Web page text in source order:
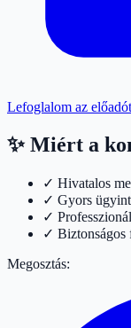
Lefoglalom az előadót
✨ Miért a
✓ Hivatalos
✓ Gyors
✓
✓ Biztonságos
Megosztás: